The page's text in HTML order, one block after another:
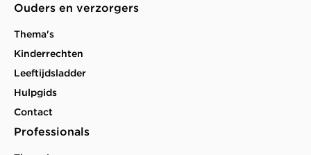
Ouders en verzorgers
Thema's
Kinderrechten
Leeftijdsladder
Hulpgids
Contact
Professionals